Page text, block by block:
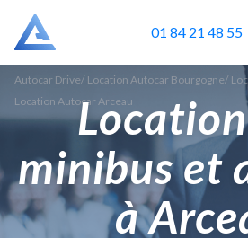
01 84 21 48 55
Autocar Drive/ Location Autocar Bourgogne/
Location Autocar Arceau
minibus et
à